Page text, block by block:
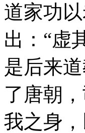
道家功
出：“虚
是后来
了唐朝
我之身